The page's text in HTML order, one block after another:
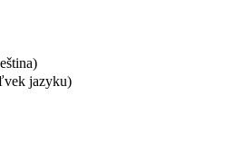
jazyku)